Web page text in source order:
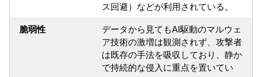
ス回避）などが利用されている。
脆弱性
データから見てもAI駆動のマルウェ
ア技術の激増は観測されず、攻撃者
は既存の手法を吸収しており、静か
で持続的な侵入に重点を置いてい